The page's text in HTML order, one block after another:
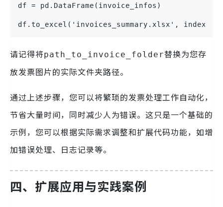
df = pd.DataFrame(invoice_infos)
df.to_excel('invoices_summary.xlsx',
请记得将path_to_invoice_folder替换为您存
放发票图片的实际文件夹路径。
通过上述步骤，您可以将繁琐的发票处理工作自动化，
节省大量时间，同时减少人为错误。这只是一个基础的
示例，您可以根据实际需求调整和扩展代码功能，如增
加错误处理、日志记录等。
四、扩展应用与实践案例